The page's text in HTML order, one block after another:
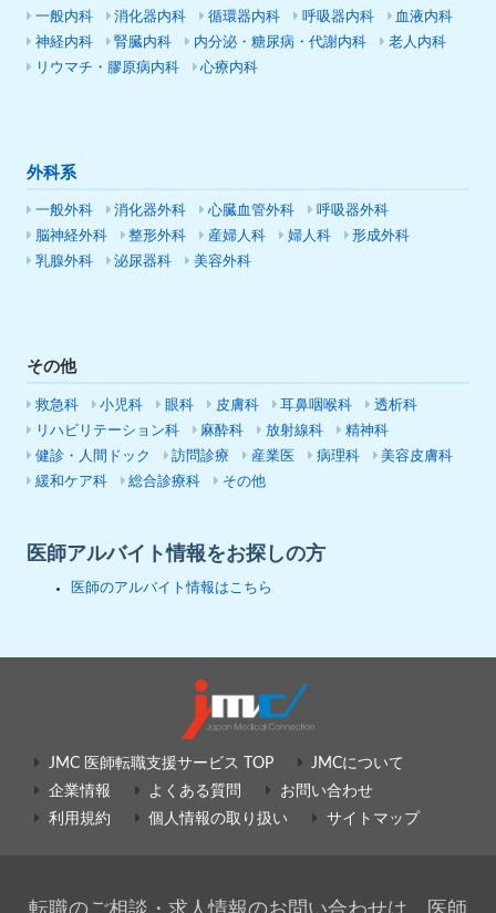
一般内科 消化器内科 循環器内科 呼吸器内科
血液内科
神経内科
腎臓内科 内分泌・糖尿病・代謝内科
老人内科
リウマチ・膠原病内科
心療内科
外科系
一般外科 消化器外科 心臓血管外科
呼吸器外科
脳神経外科
整形外科 産婦人科 婦人科
形成外科
乳腺外科
泌尿器科 美容外科
その他
救急科 小児科 眼科 皮膚科 耳鼻咽喉科
透析科
リハビリテーション科
麻酔科 放射線科
精神科
健診・人間ドック
訪問診療 産業医 病理科
美容皮膚科
緩和ケア科
総合診療科 その他
医師アルバイト情報をお探しの方
医師のアルバイト情報はこちら
JMC 医師転職支援サービス TOP
JMCについて
企業情報
よくある質問
お問い合わせ
利用規約
個人情報の取り扱い サイトマップ